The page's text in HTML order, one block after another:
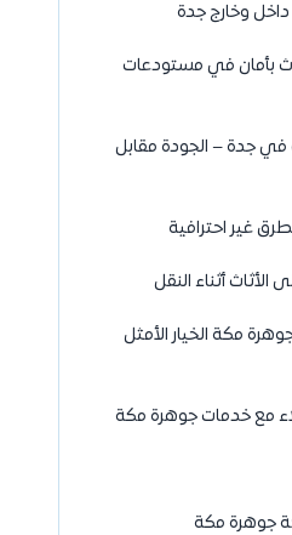
وخارج جدة
بأمان في مستودعات
في جدة – الجودة مقابل
غير احترافية
أثناء النقل
مكة الخيار الأمثل
مع خدمات جوهرة مكة
جوهرة مكة